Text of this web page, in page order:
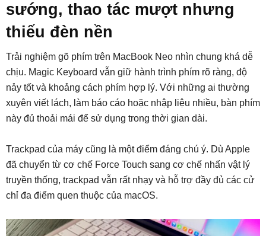
sướng, thao tác mượt nhưng
thiếu đèn nền
Trải nghiệm gõ phím trên MacBook Neo nhìn chung khá dễ
chịu. Magic Keyboard vẫn giữ hành trình phím rõ ràng, độ
nảy tốt và khoảng cách phím hợp lý. Với những ai thường
xuyên viết lách, làm báo cáo hoặc nhập liệu nhiều, bàn phím
này đủ thoải mái để sử dụng trong thời gian dài.
Trackpad của máy cũng là một điểm đáng chú ý. Dù Apple
đã chuyển từ cơ chế Force Touch sang cơ chế nhấn vật lý
truyền thống, trackpad vẫn rất nhạy và hỗ trợ đầy đủ các cử
chỉ đa điểm quen thuộc của macOS.